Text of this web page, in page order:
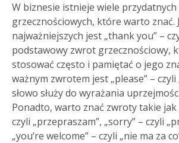
W biznesie istnieje wiele
grzecznościowych, które warto znać.
najważniejszych jest „thank you” –
podstawowy zwrot grzecznościowy,
stosować często i pamiętać o jego
ważnym zwrotem jest „please” – czyli
słowo służy do wyrażania
Ponadto, warto znać zwroty takie jak
czyli „przepraszam”, „sorry” – czyli
„you’re welcome” – czyli „nie ma za